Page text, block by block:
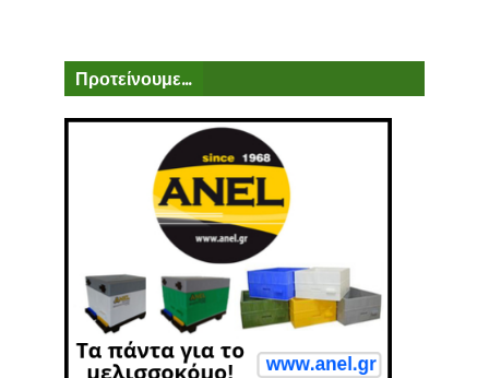
Προτείνουμε...